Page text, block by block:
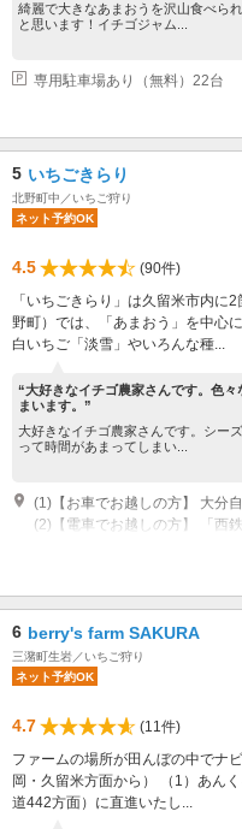
綺麗で大きなあまおうを沢山食べら
と思います！イチゴジャム...
専用駐車場あり（無料）22台
5 いちごきらり
北野町中／いちご狩り
ネット予約OK
4.5
(90件)
「いちごきらり」は久留米市内に
野町）では、「あまおう」を中心
白いちご「淡雪」やいろんな種...
“大好きなイチゴ農家さんです。色
まいます。”
大好きなイチゴ農家さんです。シー
って時間があまってしまい...
6 berry's farm SAKURA
三潴町生岩／いちご狩り
ネット予約OK
4.7
(11件)
ファームの場所が田んぼの中でナ
岡・久留米方面から） （1）あん
道442方面）に直進いたし...